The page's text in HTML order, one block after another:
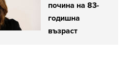
почина на 83-
годишна
възраст